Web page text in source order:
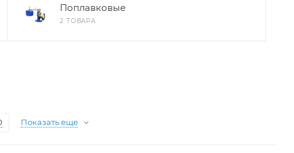
Поплавковые
2 ТОВАРА
Показать еще